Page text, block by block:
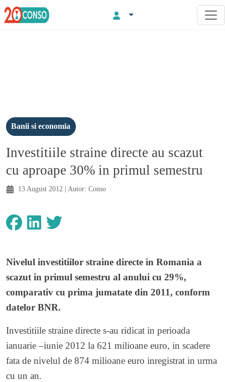
Banii si economia
Investitiile straine directe au scazut
cu aproape 30% in primul semestru
13 August 2012 | Autor: Conso
Nivelul investitiilor straine directe in Romania a
scazut in primul semestru al anului cu 29%,
comparativ cu prima jumatate din 2011, conform
datelor BNR.
Investitiile straine directe s-au ridicat in perioada
ianuarie –iunie 2012 la 621 milioane euro, in scadere
fata de nivelul de 874 milioane euro inregistrat in urma
cu un an.